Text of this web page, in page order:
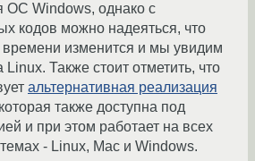
ОС Windows, однако с
кодов можно надеяться, что
времени изменится и мы увидим
Linux. Также стоит отметить, что
альтернативная реализация
также доступна под
и при этом работает на всех
- Linux, Mac и Windows.